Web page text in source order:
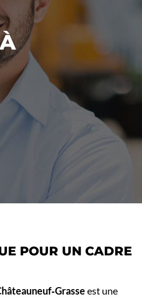
POUR UN CADRE
est une